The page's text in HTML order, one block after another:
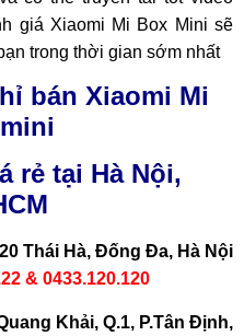
giá Xiaomi Mi Box Mini sẽ
trong thời gian sớm nhất
bán Xiaomi Mi
rẻ tại Hà Nội,
Thái Hà, Đống Đa, Hà Nội
& 0433.120.120
Khải, Q.1, P.Tân Định,